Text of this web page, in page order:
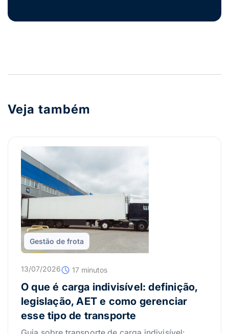
Veja também
Gestão de frota
13/07/2026 17 minutos
O que é carga indivisível: definição,
legislação, AET e como gerenciar
esse tipo de transporte